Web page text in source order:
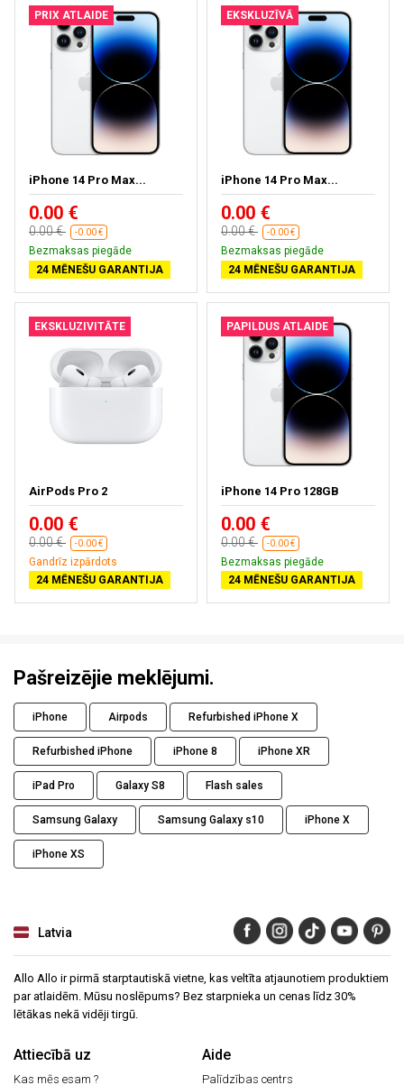
PRIX ATLAIDE
iPhone 14 Pro Max...
0.00 €
0.00 € -0.00 €
Bezmaksas piegāde
24 MĒNEŠU GARANTIJA
EKSKLUZĪVĀ
iPhone 14 Pro Max...
0.00 €
0.00 € -0.00 €
Bezmaksas piegāde
24 MĒNEŠU GARANTIJA
EKSKLUZIVITĀTE
AirPods Pro 2
0.00 €
0.00 € -0.00 €
Gandrīz izpārdots
24 MĒNEŠU GARANTIJA
PAPILDUS ATLAIDE
iPhone 14 Pro 128GB
0.00 €
0.00 € -0.00 €
Bezmaksas piegāde
24 MĒNEŠU GARANTIJA
Pašreizējie meklējumi.
iPhone Airpods Refurbished iPhone X
Refurbished iPhone iPhone 8 iPhone XR
iPad Pro Galaxy S8 Flash sales
Samsung Galaxy Samsung Galaxy s10 iPhone X
iPhone XS
Latvia
Allo Allo ir pirmā starptautiskā vietne, kas veltīta atjaunotiem produktiem
par atlaidēm. Mūsu noslēpums? Bez starpnieka un cenas līdz 30%
lētākas nekā vidēji tirgū.
Attiecībā uz
Kas mēs esam ?
Aide
Palīdzības centrs